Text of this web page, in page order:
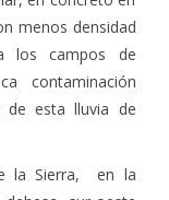
menos densidad
los campos de
contaminación
esta lluvia de
sur-oeste